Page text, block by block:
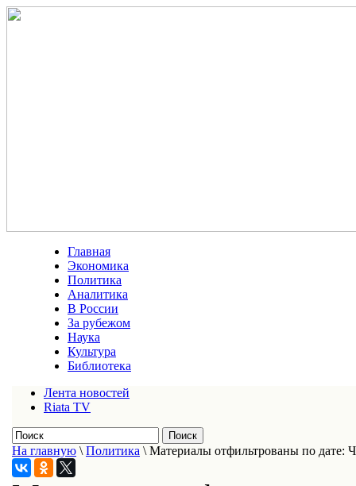
Главная
Экономика
Политика
Аналитика
В России
За рубежом
Наука
Культура
Библиотека
Лента новостей
Riata TV
На главную \ Политика \ Материалы отфильтрованы по дате: